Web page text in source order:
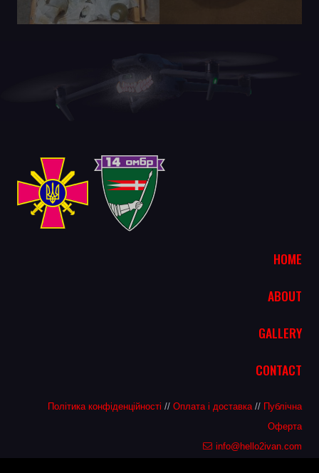
HOME
ABOUT
GALLERY
CONTACT
Політика конфіденційності // Оплата і доставка // Публічна
Оферта
info@hello2ivan.com